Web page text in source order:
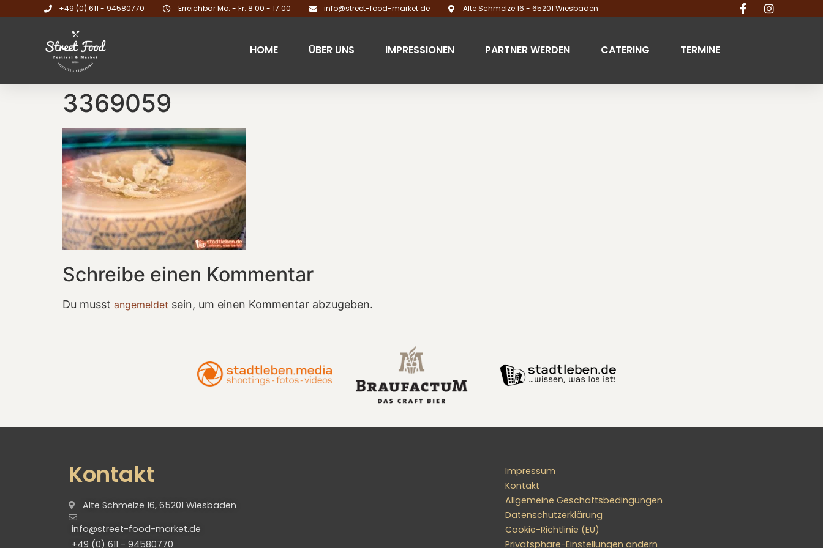
+49 (0) 611 - 94580770 Erreichbar Mo. - Fr. 8:00 - 17:00 info@street-food-market.de Alte Schmelze 16 - 65201 Wiesbaden
HOME ÜBER UNS IMPRESSIONEN PARTNER WERDEN CATERING TERMINE
3369059
Schreibe einen Kommentar
Du musst angemeldet sein, um einen Kommentar abzugeben.
Kontakt
Alte Schmelze 16, 65201 Wiesbaden
info@street-food-market.de
+49 (0) 611 - 94580770
Impressum
Kontakt
Allgemeine Geschäftsbedingungen
Datenschutzerklärung
Cookie-Richtlinie (EU)
Privatsphäre-Einstellungen ändern